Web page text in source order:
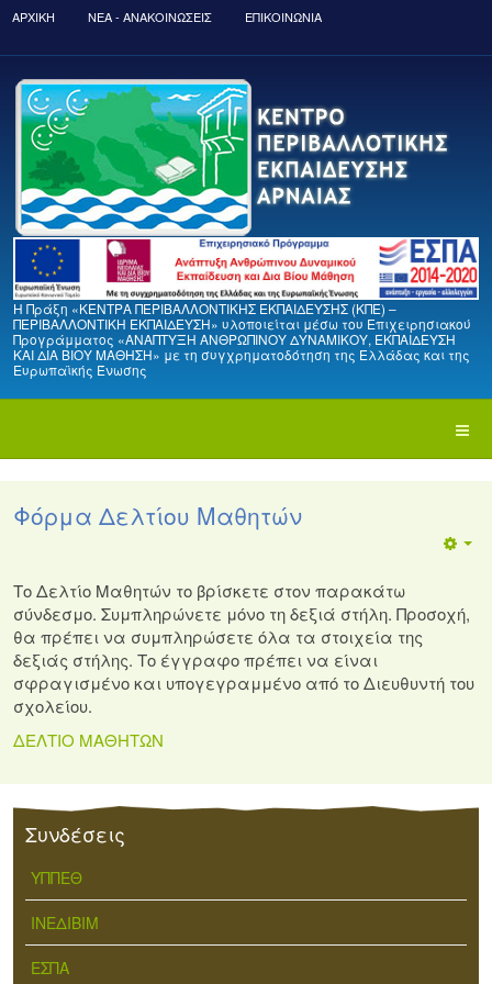
ΑΡΧΙΚΉ ΝΈΑ - ΑΝΑΚΟΙΝΏΣΕΙΣ ΕΠΙΚΟΙΝΩΝΙΑ
Η Πράξη «ΚΕΝΤΡΑ ΠΕΡΙΒΑΛΛΟΝΤΙΚΗΣ ΕΚΠΑΙΔΕΥΣΗΣ (ΚΠΕ) –
ΠΕΡΙΒΑΛΛΟΝΤΙΚΗ ΕΚΠΑΙΔΕΥΣΗ» υλοποιείται μέσω του Επιχειρησιακού
Προγράμματος «ΑΝΑΠΤΥΞΗ ΑΝΘΡΩΠΙΝΟΥ ΔΥΝΑΜΙΚΟΥ, ΕΚΠΑΙΔΕΥΣΗ
ΚΑΙ ΔΙΑ ΒΙΟΥ ΜΑΘΗΣΗ» με τη συγχρηματοδότηση της Ελλάδας και της
Ευρωπαϊκής Ένωσης
Φόρμα Δελτίου Μαθητών
Το Δελτίο Μαθητών το βρίσκετε στον παρακάτω
σύνδεσμο. Συμπληρώνετε μόνο τη δεξιά στήλη. Προσοχή,
θα πρέπει να συμπληρώσετε όλα τα στοιχεία της
δεξιάς στήλης. Το έγγραφο πρέπει να είναι
σφραγισμένο και υπογεγραμμένο από το Διευθυντή του
σχολείου.
ΔΕΛΤΙΟ ΜΑΘΗΤΩΝ
Συνδέσεις
ΥΠΠΕΘ
ΙΝΕΔΙΒΙΜ
ΕΣΠΑ